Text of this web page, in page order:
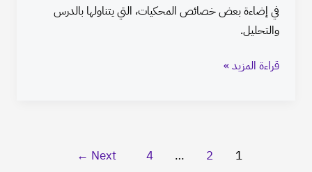
في إضاءة بعض خصائص المحكيات، التي يتناولها بالدرس
والتحليل.
قراءة المزيد »
1
2
…
4
Next
←